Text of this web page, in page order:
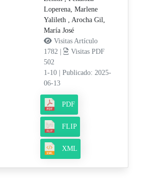
Loperena, Marlene
Yalileth , Arocha Gil,
María José
Visitas Artículo
1782 |
Visitas PDF
502
1-10 | Publicado: 2025-
06-13
PDF
FLIP
XML